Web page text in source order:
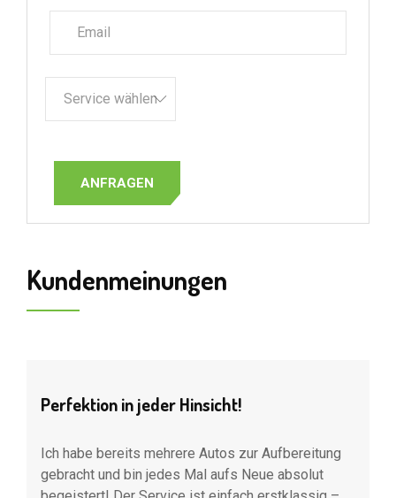
Service wählen
Kundenmeinungen
Perfektion in jeder Hinsicht!
Ich habe bereits mehrere Autos zur Aufbereitung
gebracht und bin jedes Mal aufs Neue absolut